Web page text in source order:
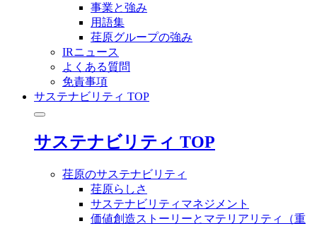
事業と強み
用語集
荏原グループの強み
IRニュース
よくある質問
免責事項
サステナビリティ TOP
サステナビリティ TOP
荏原のサステナビリティ
荏原らしさ
サステナビリティマネジメント
価値創造ストーリーとマテリアリティ（重